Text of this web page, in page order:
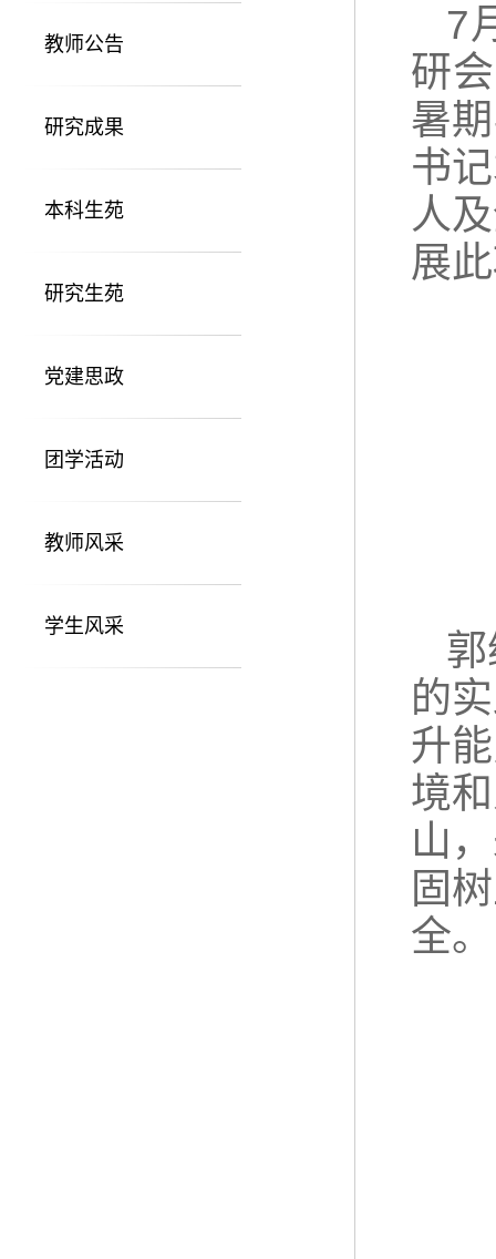
教师公告
研究成果
本科生苑
研究生苑
党建思政
团学活动
教师风采
学生风采
7
研
暑
书
人
展
的
升
境
山
固
全。